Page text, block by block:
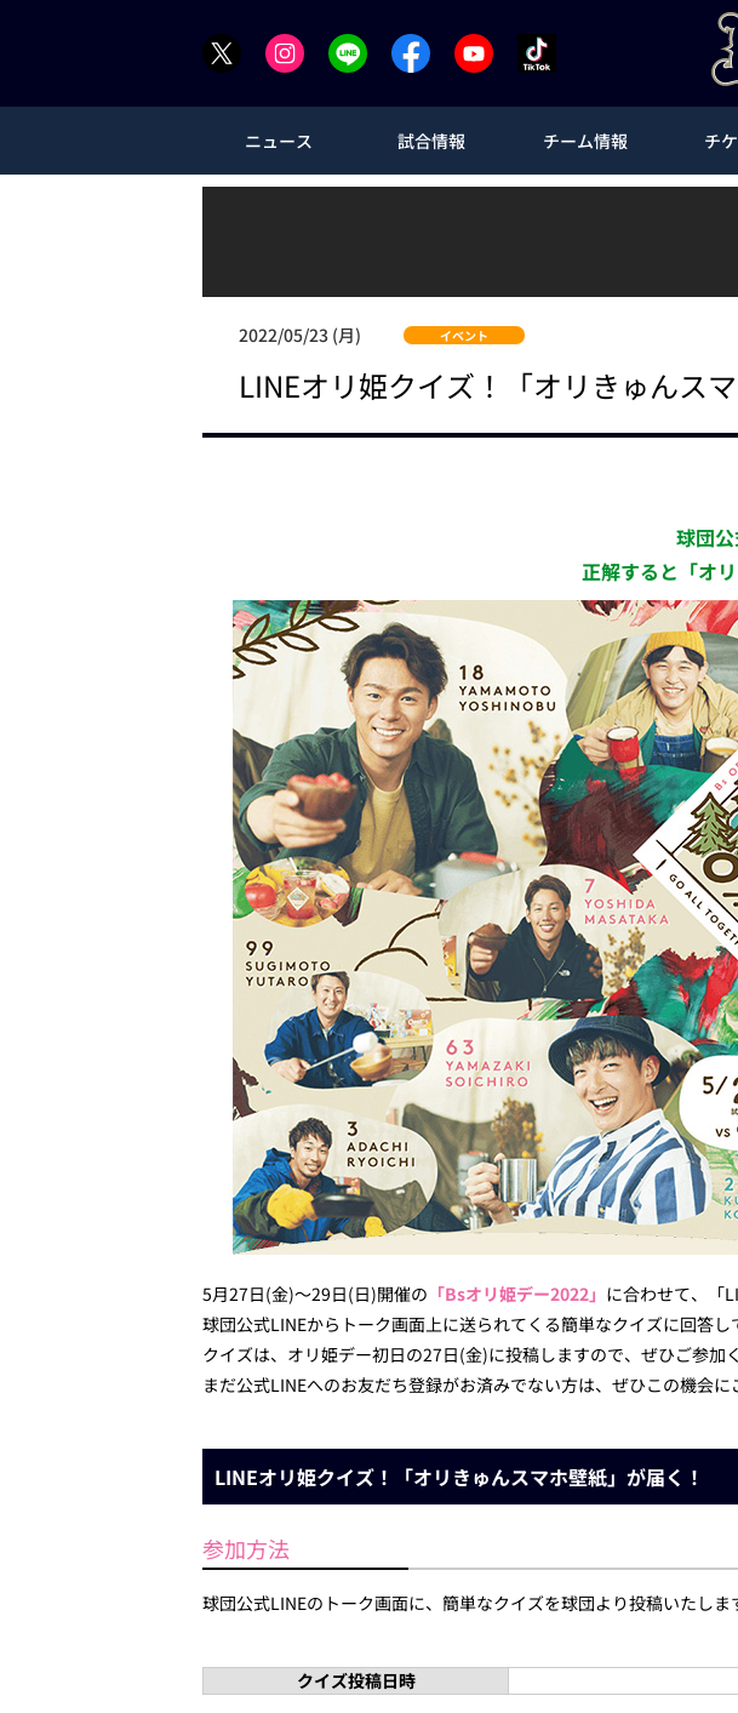
ニュース 試合情報 チーム情報 チ
2022/05/23 (月) イベント
LINEオリ姫クイズ！「オリきゅんス
球団
正解すると「オ
5月27日(金)～29日(日)開催の 「Bsオリ姫デー2022」 に合わせて、「
球団公式LINEからトーク画面上に送られてくる簡単なクイズに回答
クイズは、オリ姫デー初日の27日(金)に投稿しますので、ぜひご参加
まだ公式LINEへのお友だち登録がお済みでない方は、ぜひこの機会に
LINEオリ姫クイズ！「オリきゅんスマホ壁紙」が届く！
参加方法
球団公式LINEのトーク画面に、簡単なクイズを球団より投稿いたしま
クイズ投稿日時